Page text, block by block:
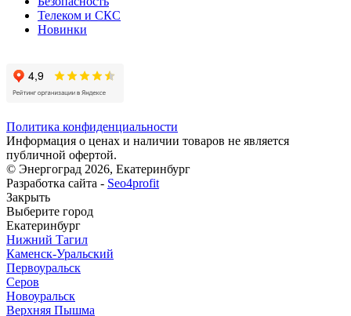
Телеком и СКС
Новинки
Политика конфиденциальности
Информация о ценах и наличии товаров не является
публичной офертой.
© Энергоград 2026, Екатеринбург
Разработка сайта - Seo4profit
Закрыть
Выберите город
Екатеринбург
Нижний Тагил
Каменск-Уральский
Первоуральск
Серов
Новоуральск
Верхняя Пышма